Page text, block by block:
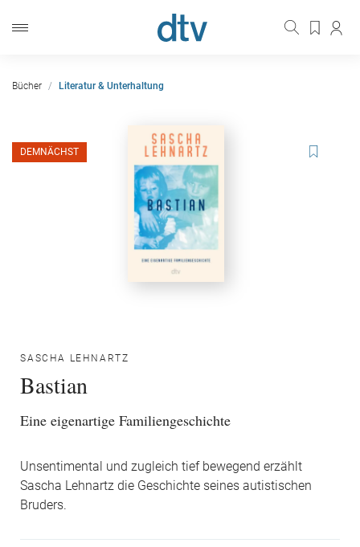
Bücher Literatur & Unterhaltung
DEMNÄCHST
SASCHA LEHNARTZ
Bastian
Eine eigenartige Familiengeschichte
Unsentimental und zugleich tief bewegend erzählt
Sascha Lehnartz die Geschichte seines autistischen
Bruders.